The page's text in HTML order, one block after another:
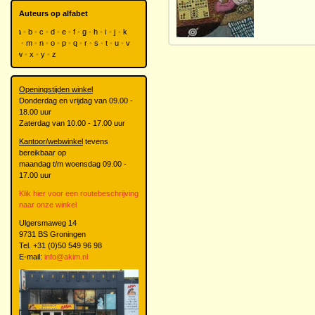
Auteurs op alfabet
a b c d e f g h i j
k
m n o p q r s t u
v
w
x y z
Openingstijden winkel
Donderdag en vrijdag van 09.00 -
18.00 uur
Zaterdag van 10.00 - 17.00 uur
Kantoor/webwinkel tevens
bereikbaar op
maandag t/m woensdag 09.00 -
17.00 uur
Klik hier voor een routebeschrijving
naar onze winkel
Ulgersmaweg 14
9731 BS Groningen
Tel. +31 (0)50 549 96 98
E-mail: info@akim.nl